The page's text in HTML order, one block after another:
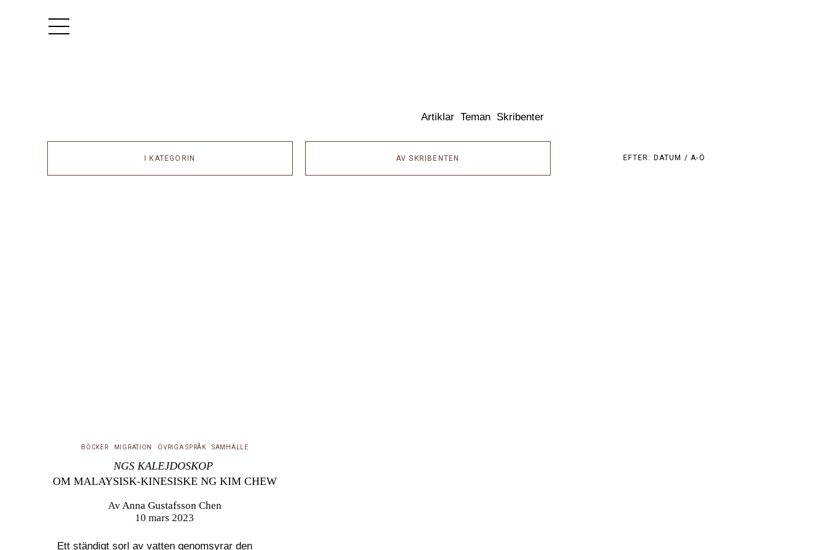
Artiklar Teman Skribenter
I KATEGORIN AV SKRIBENTEN EFTER: DATUM / A-Ö
BÖCKER MIGRATION ÖVRIGA SPRÅK SAMHÄLLE
NGS KALEJDOSKOP
OM MALAYSISK-KINESISKE NG KIM CHEW
AvAnna Gustafsson Chen
10 mars 2023
Ett ständigt sorl av vatten genomsyrar den